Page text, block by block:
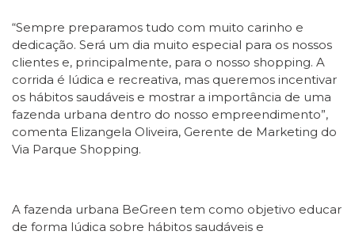
“Sempre preparamos tudo com muito carinho e
dedicação. Será um dia muito especial para os nossos
clientes e, principalmente, para o nosso shopping. A
corrida é lúdica e recreativa, mas queremos incentivar
os hábitos saudáveis e mostrar a importância de uma
fazenda urbana dentro do nosso empreendimento”,
comenta Elizangela Oliveira, Gerente de Marketing do
Via Parque Shopping.
A fazenda urbana BeGreen tem como objetivo educar
de forma lúdica sobre hábitos saudáveis e